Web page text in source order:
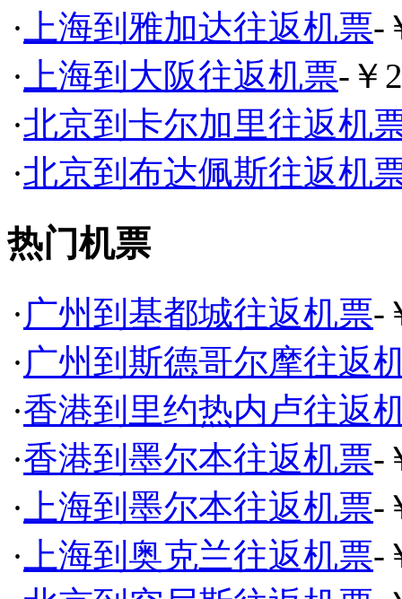
· 上海到雅加达往返机票-
· 上海到大阪往返机票-￥
·北京到卡尔加里往返机
·北京到布达佩斯往返机
热门机票
·广州到基都城往返机票-
·广州到斯德哥尔摩往返
·香港到里约热内卢往返
·香港到墨尔本往返机票-
· 上海到墨尔本往返机票-
· 上海到奥克兰往返机票-